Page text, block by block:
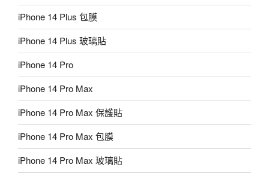
iPhone 14 Plus 包膜
iPhone 14 Plus 玻璃貼
iPhone 14 Pro
iPhone 14 Pro Max
iPhone 14 Pro Max 保護貼
iPhone 14 Pro Max 包膜
iPhone 14 Pro Max 玻璃貼